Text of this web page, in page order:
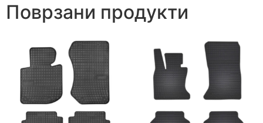
Поврзани продукти